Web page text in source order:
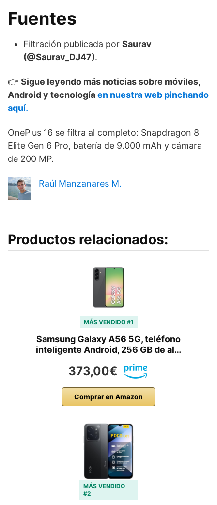
Fuentes
Filtración publicada por Saurav
(@Saurav_DJ47).
👉 Sigue leyendo más noticias sobre móviles,
Android y tecnologíaen nuestra web pinchando
aquí.
OnePlus 16 se filtra al completo: Snapdragon 8
Elite Gen 6 Pro, batería de 9.000 mAh y cámara
de 200 MP.
Raúl Manzanares M.
Productos relacionados:
MÁS VENDIDO #1
Samsung Galaxy A56 5G, teléfono
inteligente Android, 256 GB de al…
373,00€
Comprar en Amazon
MÁS VENDIDO
#2